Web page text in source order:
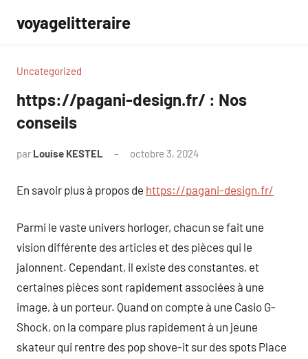
contenu
voyagelitteraire
Uncategorized
https://pagani-design.fr/ : Nos
conseils
par Louise KESTEL octobre 3, 2024
En savoir plus à propos de https://pagani-design.fr/
Parmi le vaste univers horloger, chacun se fait une
vision différente des articles et des pièces qui le
jalonnent. Cependant, il existe des constantes, et
certaines pièces sont rapidement associées à une
image, à un porteur. Quand on compte à une Casio G-
Shock, on la compare plus rapidement à un jeune
skateur qui rentre des pop shove-it sur des spots Place